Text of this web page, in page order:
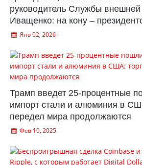
руководитель Службы внешней
Иващенко: на кону –
Янв 02, 2026
Трамп введет 25-процентные
импорт стали и алюминия в
передел мира продолжаются
Фев 10, 2025